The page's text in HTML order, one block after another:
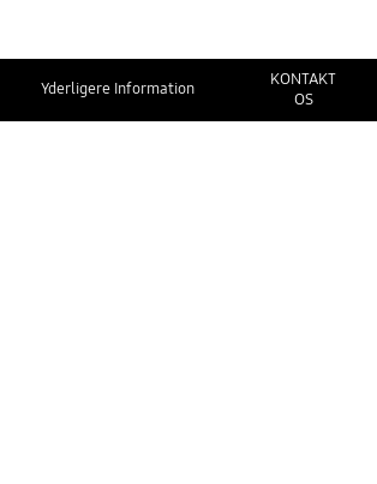
Yderligere Information
KONTAKT
OS